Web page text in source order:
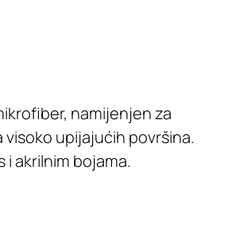
namijenjen za
upijajućih površina.
i akrilnim bojama.